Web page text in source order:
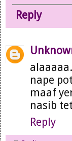
Reply
nape
maaf
nasib
Reply